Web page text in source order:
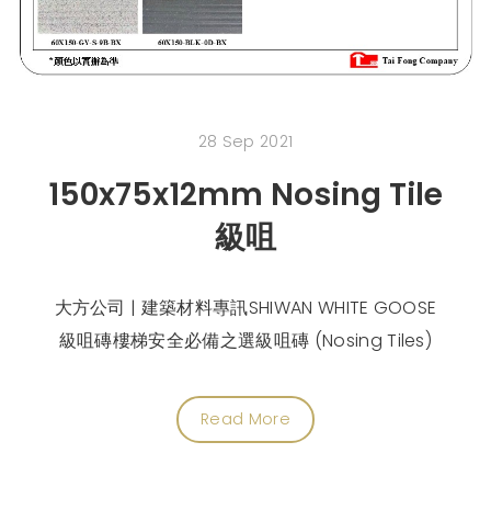
28 Sep 2021
150x75x12mm Nosing Tile
級咀
大方公司 | 建築材料專訊SHIWAN WHITE GOOSE
級咀磚樓梯安全必備之選級咀磚 (Nosing Tiles)
Read More